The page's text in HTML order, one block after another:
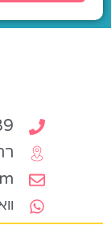
רח'